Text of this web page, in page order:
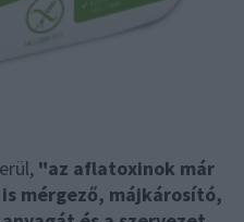
"az aflatoxinok már
mérgező, májkárosító,